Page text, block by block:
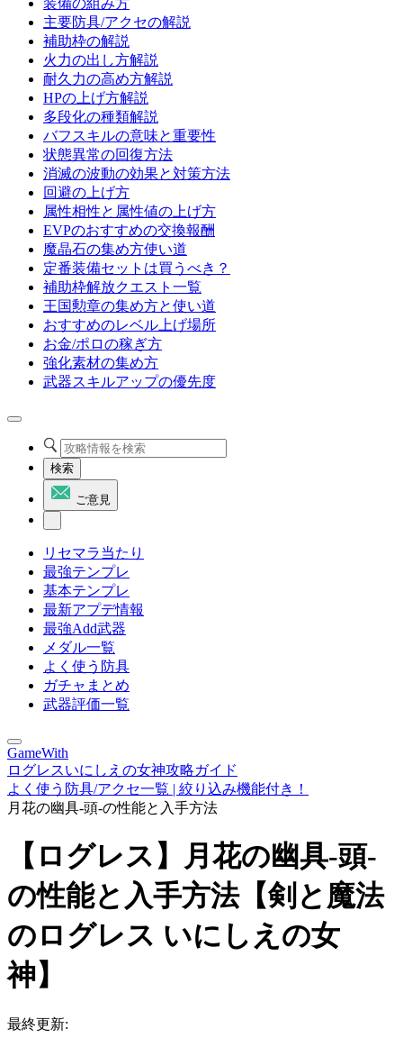
装備の組み方
主要防具/アクセの解説
補助枠の解説
火力の出し方解説
耐久力の高め方解説
HPの上げ方解説
多段化の種類解説
バフスキルの意味と重要性
状態異常の回復方法
消滅の波動の効果と対策方法
回避の上げ方
属性相性と属性値の上げ方
EVPのおすすめの交換報酬
魔晶石の集め方使い道
定番装備セットは買うべき？
補助枠解放クエスト一覧
王国勲章の集め方と使い道
おすすめのレベル上げ場所
お金/ポロの稼ぎ方
強化素材の集め方
武器スキルアップの優先度
検索
ご意見
リセマラ当たり
最強テンプレ
基本テンプレ
最新アプデ情報
最強Add武器
メダル一覧
よく使う防具
ガチャまとめ
武器評価一覧
GameWith
ログレスいにしえの女神攻略ガイド
よく使う防具/アクセ一覧 | 絞り込み機能付き！
月花の幽具-頭-の性能と入手方法
【ログレス】月花の幽具-頭-
の性能と入手方法【剣と魔法
のログレス いにしえの女
神】
最終更新: